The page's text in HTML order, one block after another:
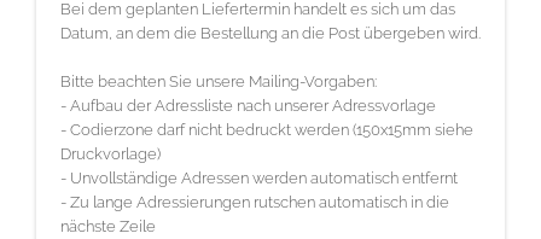
Maschinenkuvertierhüllen DIN lang quer, mit Fenster
Endformat: 22,9 cm x 11,4 cm
Datenformat: 23,9 cm x 12,4 cm
Bitte benennen Sie Ihre Druckdatei wie folgt: Briefumschlag.pdf
Anschreiben (adressiert):
Bei dem geplanten Liefertermin handelt es sich um das
Datum, an dem die Bestellung an die Post übergeben wird.
Bitte beachten Sie unsere Mailing-Vorgaben:
- Aufbau der Adressliste nach unserer Adressvorlage
- Codierzone darf nicht bedruckt werden (150x15mm siehe
Druckvorlage)
- Unvollständige Adressen werden automatisch entfernt
- Zu lange Adressierungen rutschen automatisch in die
nächste Zeile